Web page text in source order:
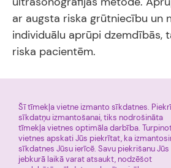
Šī tīmekļa vietne izmanto sīkdatnes.
sīkdatņu izmantošanai, tiks nodrošināta
tīmekļa vietnes optimāla darbība.
vietnes apskati Jūs piekrītat, ka
sīkdatnes Jūsu ierīcē. Savu piekrišanu Jūs
jebkurā laikā varat atsaukt, nodzēšot
ar augsta riska grūtniecību un
individuālu aprūpi dzemdībās,
riska pacientēm.
E-pieraksts
Miera iela 45, Rīga, LV 1013
+ 371 67011225
Facebook
Tūre